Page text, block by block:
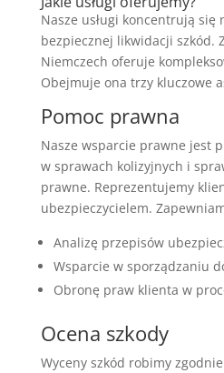
Nasze usługi koncentrują się
bezpiecznej likwidacji szkód.
Niemczech oferuje
Obejmuje ona trzy kluczowe
Pomoc prawna
Nasze wsparcie prawne jest
w sprawach kolizyjnych i
prawne. Reprezentujemy
ubezpieczycielem.
Analizę przepisów
Wsparcie w sporządzaniu
Obronę praw klienta w
Ocena szkody
Wyceny szkód robimy